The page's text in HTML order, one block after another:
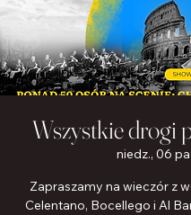
Wszystkie drogi
niedz., 06
Zapraszamy na wieczór z
Celentano, Bocellego i Al